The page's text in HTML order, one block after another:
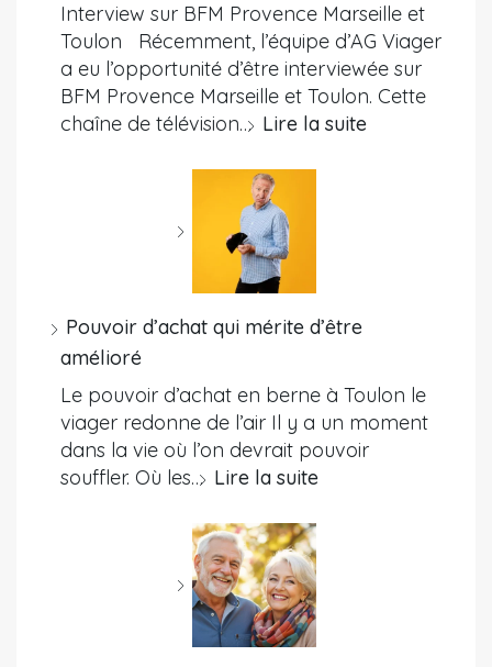
Interview sur BFM Provence Marseille et
Toulon Récemment, l’équipe d’AG Viager
a eu l’opportunité d’être interviewée sur
BFM Provence Marseille et Toulon. Cette
chaîne de télévision… Lire la suite
Pouvoir d’achat qui mérite d’être
amélioré
Le pouvoir d’achat en berne à Toulon le
viager redonne de l’air Il y a un moment
dans la vie où l’on devrait pouvoir
souffler. Où les… Lire la suite